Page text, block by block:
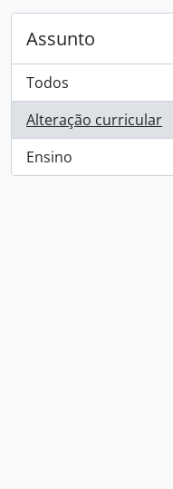
Assunto
Todos
Alteração curricular
, 2 resultados
Ensino
, 1 resultados